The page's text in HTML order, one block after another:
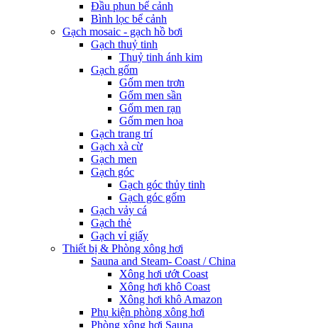
Đầu phun bể cảnh
Bình lọc bể cảnh
Gạch mosaic - gạch hồ bơi
Gạch thuỷ tinh
Thuỷ tinh ánh kim
Gạch gốm
Gốm men trơn
Gốm men sần
Gốm men rạn
Gốm men hoa
Gạch trang trí
Gạch xà cừ
Gạch men
Gạch góc
Gạch góc thủy tinh
Gạch góc gốm
Gạch vảy cá
Gạch thẻ
Gạch vỉ giấy
Thiết bị & Phòng xông hơi
Sauna and Steam- Coast / China
Xông hơi ướt Coast
Xông hơi khô Coast
Xông hơi khô Amazon
Phụ kiện phòng xông hơi
Phòng xông hơi Sauna